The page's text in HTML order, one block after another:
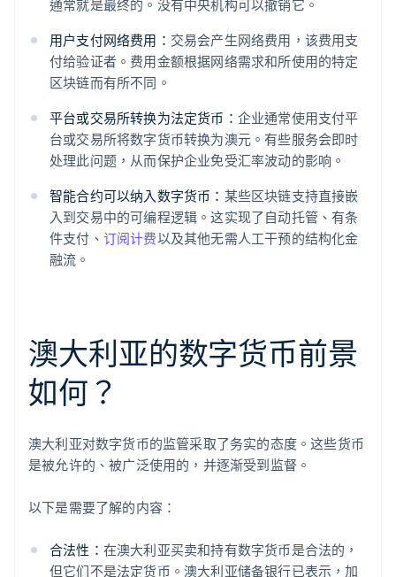
通常就是最终的。没有中央机构可以撤销它。
用户支付网络费用： 交易会产生网络费用，该费用支
付给验证者。费用金额根据网络需求和所使用的特定
区块链而有所不同。
平台或交易所转换为法定货币： 企业通常使用支付平
台或交易所将数字货币转换为澳元。有些服务会即时
处理此问题，从而保护企业免受汇率波动的影响。
智能合约可以纳入数字货币： 某些区块链支持直接嵌
入到交易中的可编程逻辑。这实现了自动托管、有条
件支付、 订阅计费以及其他无需人工干预的结构化金
融流。
澳大利亚的数字货币前景
如何？
澳大利亚对数字货币的监管采取了务实的态度。这些货币
是被允许的、被广泛使用的，并逐渐受到监督。
以下是需要了解的内容：
合法性： 在澳大利亚买卖和持有数字货币是合法的，
但它们不是法定货币。澳大利亚储备银行已表示，加